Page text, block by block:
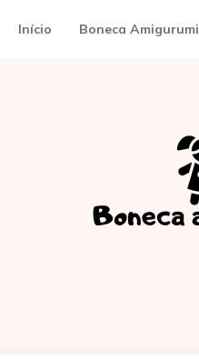
Início Boneca Amigurumi